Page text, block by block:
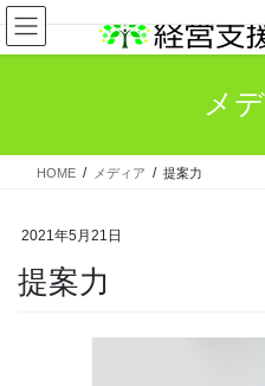
コ
ン
テ
ス
ナ
ビ
ゲ
ン
メ
HOME メディア 提案力
2021年5月21日
提案力